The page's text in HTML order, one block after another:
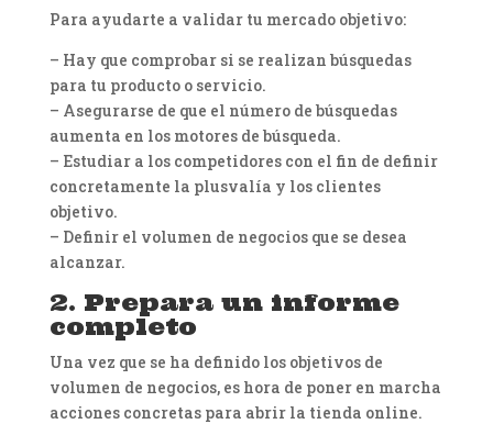
Para ayudarte a validar tu mercado objetivo:
– Hay que comprobar si se realizan búsquedas
para tu producto o servicio.
– Asegurarse de que el número de búsquedas
aumenta en los motores de búsqueda.
– Estudiar a los competidores con el fin de definir
concretamente la plusvalía y los clientes
objetivo.
– Definir el volumen de negocios que se desea
alcanzar.
2. Prepara un informe
completo
Una vez que se ha definido los objetivos de
volumen de negocios, es hora de poner en marcha
acciones concretas para abrir la tienda online.